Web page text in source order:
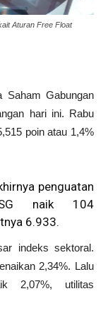
Aturan Free Float
Saham Gabungan
hari ini. Rabu
poin atau 1,4%
penguatan
naik 104
6.933.
indeks sektoral.
2,34%. Lalu
2,07%, utilitas